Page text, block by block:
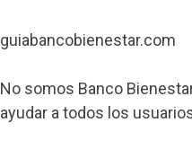
guiabancobienestar.com
No somos Banco
ayudar a todos los